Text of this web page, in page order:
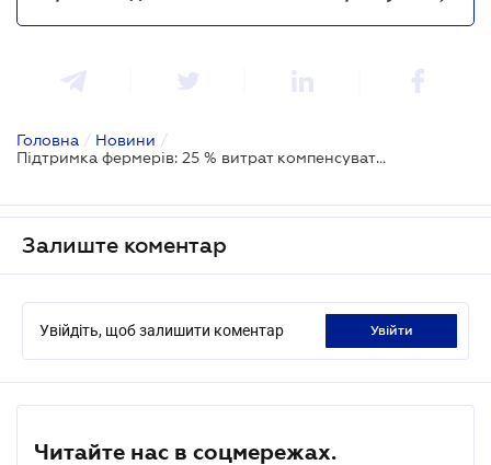
Головна / Новини /
Підтримка фермерів: 25 % витрат компенсуватиметься тим, хто використовує меліоровані землі
Залиште коментар
Увійдіть, щоб залишити коментар увійти
Читайте нас в соцмережах.